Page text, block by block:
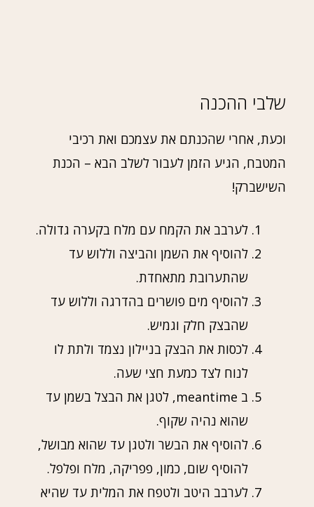
שלבי ההכנה
וכעת, אחרי שהכנתם את עצמכם ואת רכיבי
המטבח, הגיע הזמן לעבור לשלב הבא – הכנת
השישברק!
לערבב את הקמח עם מלח בקערה גדולה.
להוסיף את השמן והביצה וללוש עד
שהתערובת מתאחדת.
להוסיף מים פושרים בהדרגה וללוש עד
שהבצק חלק וגמיש.
לכסות את הבצק בניילון נצמד ולתת לו
לנוח לצד כמעת חצי שעה.
ב meantime, לטגן את הבצל בשמן עד
שהוא נהיה שקוף.
להוסיף את הבשר ולטגן עד שהוא מבושל,
להוסיף שום, כמון, פפריקה, מלח ופלפל.
לערבב היטב ולטפח את המלית עד שהיא